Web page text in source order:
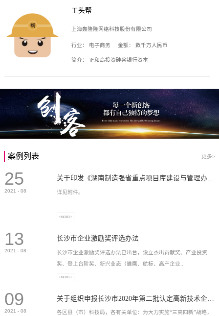
工头帮
上海轰隆隆网络科技股份有限公司
行业： 电子商务 金额： 数千万人民币
简介： 正和岛投资硅谷银行资本
案例列表 更多>
25
2021 - 08 详见附件。
+MORE+
13
2021 - 08
长沙市企业激励奖评选办法
长沙市企业激励奖评选办法已出台，设立杰出贡献奖、产业投资
奖、登上台阶奖、新兴业态（雏鹰、航标、高产企业...
）奖等，最高奖励2...
+MORE+
09
2021 - 08
各区县（市）科技局，各有关单位：为大力实施“三高四新”战略，